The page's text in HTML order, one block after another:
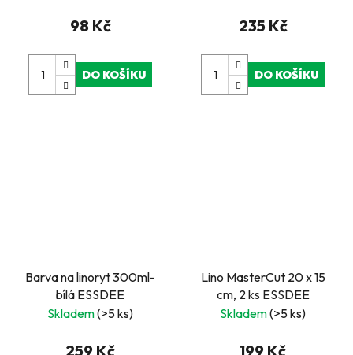
98 Kč
DO KOŠÍKU
235 Kč
DO KOŠÍKU
Barva na linoryt 300ml-
bílá ESSDEE
Skladem(>5 ks)
259 Kč
Lino MasterCut 20 x 15
cm, 2 ks ESSDEE
Skladem(>5 ks)
199 Kč